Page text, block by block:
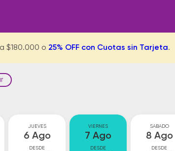
$180.000 o 25% OFF con Cuotas sin Tarjeta.
JUEVES
6 Ago
DESDE
VIERNES
7 Ago
DESDE
SABADO
8 Ago
DESDE